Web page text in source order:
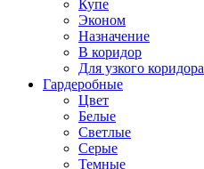
Купе
Эконом
Назначение
В коридор
Для узкого коридора
Гардеробные
Цвет
Белые
Светлые
Серые
Темные